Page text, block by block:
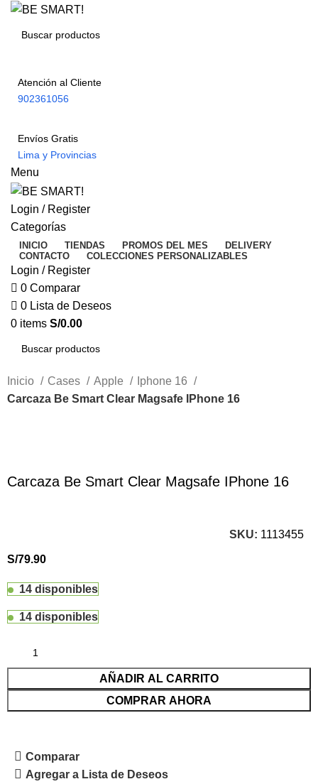
Atención al Cliente
902361056
Envíos Gratis
Lima y Provincias
Menu
Login / Register
Categorías
INICIO TIENDAS PROMOS DEL MES
DELIVERY
CONTACTO
COLECCIONES PERSONALIZABLES
Login / Register
0 Comparar
0 Lista de Deseos
0 items S/0.00
Inicio Cases Apple
Iphone 16
Carcaza Be Smart Clear Magsafe IPhone 16
Carcaza Be Smart Clear Magsafe IPhone 16
SKU: 1113455
S/79.90
14 disponibles
14 disponibles
AÑADIR AL CARRITO
COMPRAR AHORA
Comparar
Agregar a Lista de Deseos